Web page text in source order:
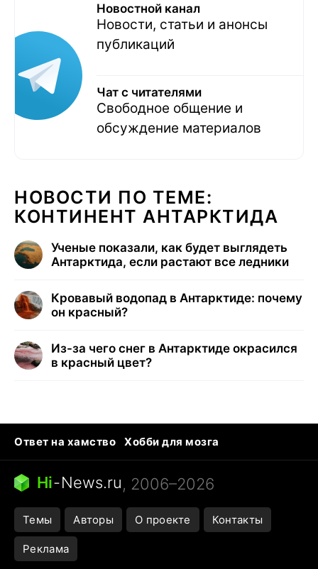
Новостной канал
Новости, статьи и анонсы
публикаций
Чат с читателями
Свободное общение и
обсуждение материалов
НОВОСТИ ПО ТЕМЕ:
КОНТИНЕНТ АНТАРКТИДА
Ученые показали, как будет выглядеть
Антарктида, если растают все ледники
Кровавый водопад в Антарктиде: почему
он красный?
Из-за чего снег в Антарктиде окрасился
в красный цвет?
Ответ на хамство
Хобби для мозга
Бензин 100 vs 95
Тунцы в океанариуме
Следующая пандемия
Hi-News.ru, 2006–2026
Темы Авторы О проекте Контакты
Реклама